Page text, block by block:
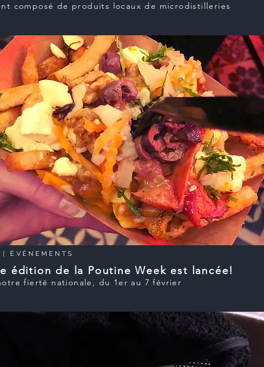
composé de produits locaux de microdistilleries
ÉVÉNEMENTS
édition de la Poutine Week est lancée!
fierté nationale, du 1er au 7 février